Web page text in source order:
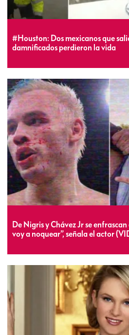
#Houston: Dos mexicanos que
damnificados perdieron la vida
De Nigris y Chávez Jr se
voy a noquear”, señala el actor